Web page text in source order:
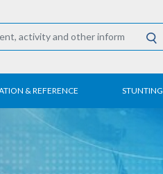
& REFERENCE STUNTING